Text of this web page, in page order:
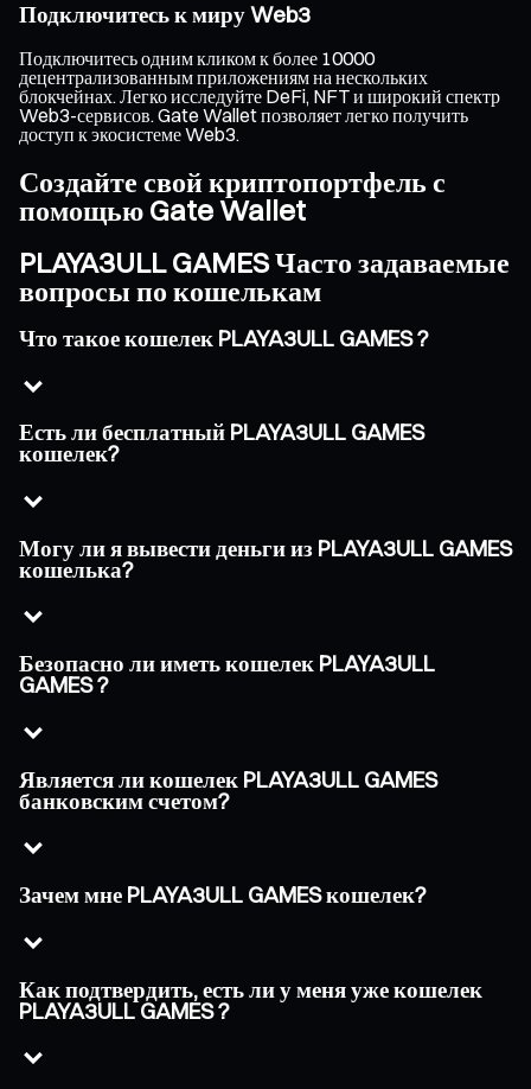
Подключитесь к миру Web3
Подключитесь одним кликом к более 10000
децентрализованным приложениям на нескольких
блокчейнах. Легко исследуйте DeFi, NFT и широкий спектр
Web3-сервисов. Gate Wallet позволяет легко получить
доступ к экосистеме Web3.
Создайте свой криптопортфель с
помощью Gate Wallet
PLAYA3ULL GAMES Часто задаваемые
вопросы по кошелькам
Что такое кошелек PLAYA3ULL GAMES ?
Есть ли бесплатный PLAYA3ULL GAMES
кошелек?
Могу ли я вывести деньги из PLAYA3ULL GAMES
кошелька?
Безопасно ли иметь кошелек PLAYA3ULL
GAMES ?
Является ли кошелек PLAYA3ULL GAMES
банковским счетом?
Зачем мне PLAYA3ULL GAMES кошелек?
Как подтвердить, есть ли у меня уже кошелек
PLAYA3ULL GAMES ?